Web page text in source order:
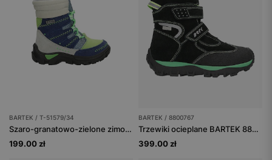
BARTEK / T-51579/34
Szaro-granatowo-zielone zimowe trzewiki BARTEK T-51579/34
199.00 zł
BARTEK / 8800767
Trzewiki ocieplane BARTEK 88007-67, czarny + zielony
399.00 zł